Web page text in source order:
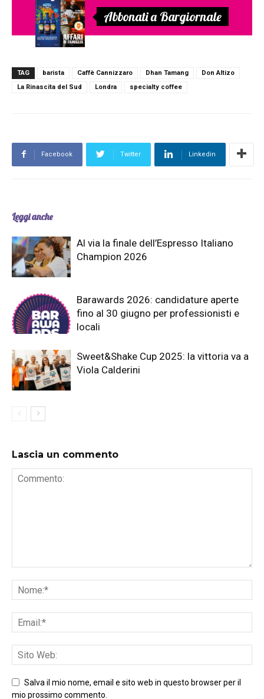
Abbonati a Bargiornale
TAG barista Caffè Cannizzaro Dhan Tamang
Don Altizo
La Rinascita del Sud
Londra specialty coffee
Facebook Twitter Linkedin
Leggi anche
Al via la finale dell’Espresso Italiano
Champion 2026
Barawards 2026: candidature aperte
fino al 30 giugno per professionisti e
locali
Sweet&Shake Cup 2025: la vittoria va a
Viola Calderini
Lascia un commento
Salva il mio nome, email e sito web in questo browser per il
mio prossimo commento.